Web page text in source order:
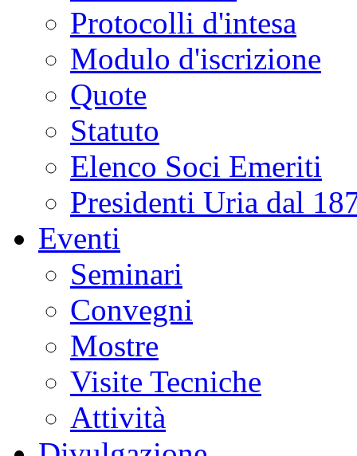
Protocolli d'intesa
Modulo d'iscrizione
Quote
Statuto
Elenco Soci Emeriti
Presidenti Uria dal
Eventi
Seminari
Convegni
Mostre
Visite Tecniche
Attività